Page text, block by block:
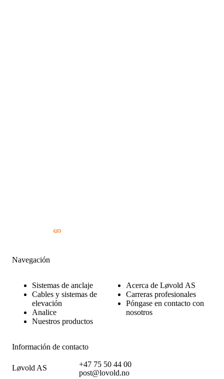
Navegación
Sistemas de anclaje
Cables y sistemas de
elevación
Analice
Nuestros productos
Acerca de Løvold AS
Carreras profesionales
Póngase en contacto con
nosotros
Información de contacto
Løvold AS
+47 75 50 44 00
post@lovold.no